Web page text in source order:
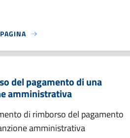
del pagamento di una
amministrativa
di rimborso del pagamento
amministrativa